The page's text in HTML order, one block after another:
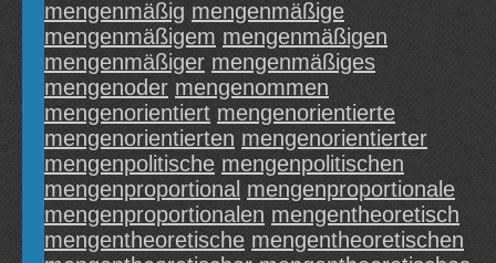
mengenmäßig mengenmäßige
mengenmäßigem mengenmäßigen
mengenmäßiger mengenmäßiges
mengenoder mengenommen
mengenorientiert mengenorientierte
mengenorientierten mengenorientierter
mengenpolitische mengenpolitischen
mengenproportional mengenproportionale
mengenproportionalen mengentheoretisch
mengentheoretische mengentheoretischen